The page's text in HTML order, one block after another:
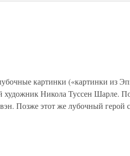
картинки («картинки из
художник Никола Туссен Шарле.
Позже этот же лубочный герой